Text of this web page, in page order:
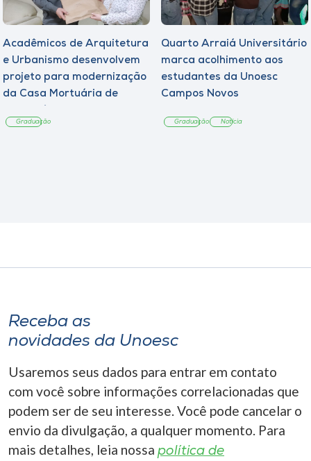
Acadêmicos de Arquitetura
e Urbanismo desenvolvem
projeto para modernização
da Casa Mortuária de
Graduação
Quarto Arraiá Universitário
marca acolhimento aos
estudantes da Unoesc
Campos Novos
Graduação Notícia
Receba as
novidades da Unoesc
Usaremos seus dados para entrar em contato
com você sobre informações correlacionadas que
podem ser de seu interesse. Você pode cancelar o
envio da divulgação, a qualquer momento. Para
mais detalhes, leia nossa política de